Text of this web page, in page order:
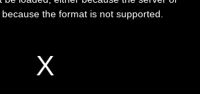
the format is not supported.